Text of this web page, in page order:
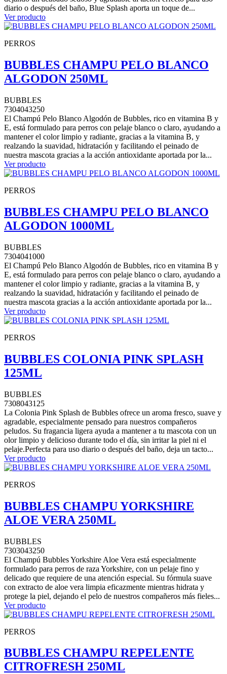
diario o después del baño, Blue Splash aporta un toque de...
Ver producto
PERROS
BUBBLES CHAMPU PELO BLANCO
ALGODON 250ML
BUBBLES
7304043250
El Champú Pelo Blanco Algodón de Bubbles, rico en vitamina B y
E, está formulado para perros con pelaje blanco o claro, ayudando a
mantener el color limpio y radiante, gracias a la vitamina B, y
realzando la suavidad, hidratación y facilitando el peinado de
nuestra mascota gracias a la acción antioxidante aportada por la...
Ver producto
PERROS
BUBBLES CHAMPU PELO BLANCO
ALGODON 1000ML
BUBBLES
7304041000
El Champú Pelo Blanco Algodón de Bubbles, rico en vitamina B y
E, está formulado para perros con pelaje blanco o claro, ayudando a
mantener el color limpio y radiante, gracias a la vitamina B, y
realzando la suavidad, hidratación y facilitando el peinado de
nuestra mascota gracias a la acción antioxidante aportada por la...
Ver producto
PERROS
BUBBLES COLONIA PINK SPLASH
125ML
BUBBLES
7308043125
La Colonia Pink Splash de Bubbles ofrece un aroma fresco, suave y
agradable, especialmente pensado para nuestros compañeros
peludos. Su fragancia ligera ayuda a mantener a tu mascota con un
olor limpio y delicioso durante todo el día, sin irritar la piel ni el
pelaje.Perfecta para uso diario o después del baño, deja un tacto...
Ver producto
PERROS
BUBBLES CHAMPU YORKSHIRE
ALOE VERA 250ML
BUBBLES
7303043250
El Champú Bubbles Yorkshire Aloe Vera está especialmente
formulado para perros de raza Yorkshire, con un pelaje fino y
delicado que requiere de una atención especial. Su fórmula suave
con extracto de aloe vera limpia eficazmente mientras hidrata y
protege la piel, dejando el pelo de nuestros compañeros más fieles...
Ver producto
PERROS
BUBBLES CHAMPU REPELENTE
CITROFRESH 250ML